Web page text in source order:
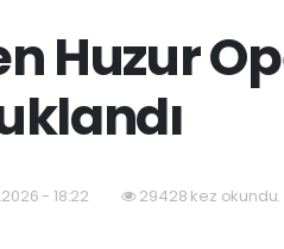
Huzur
- 18:22 29428 kez okundu.